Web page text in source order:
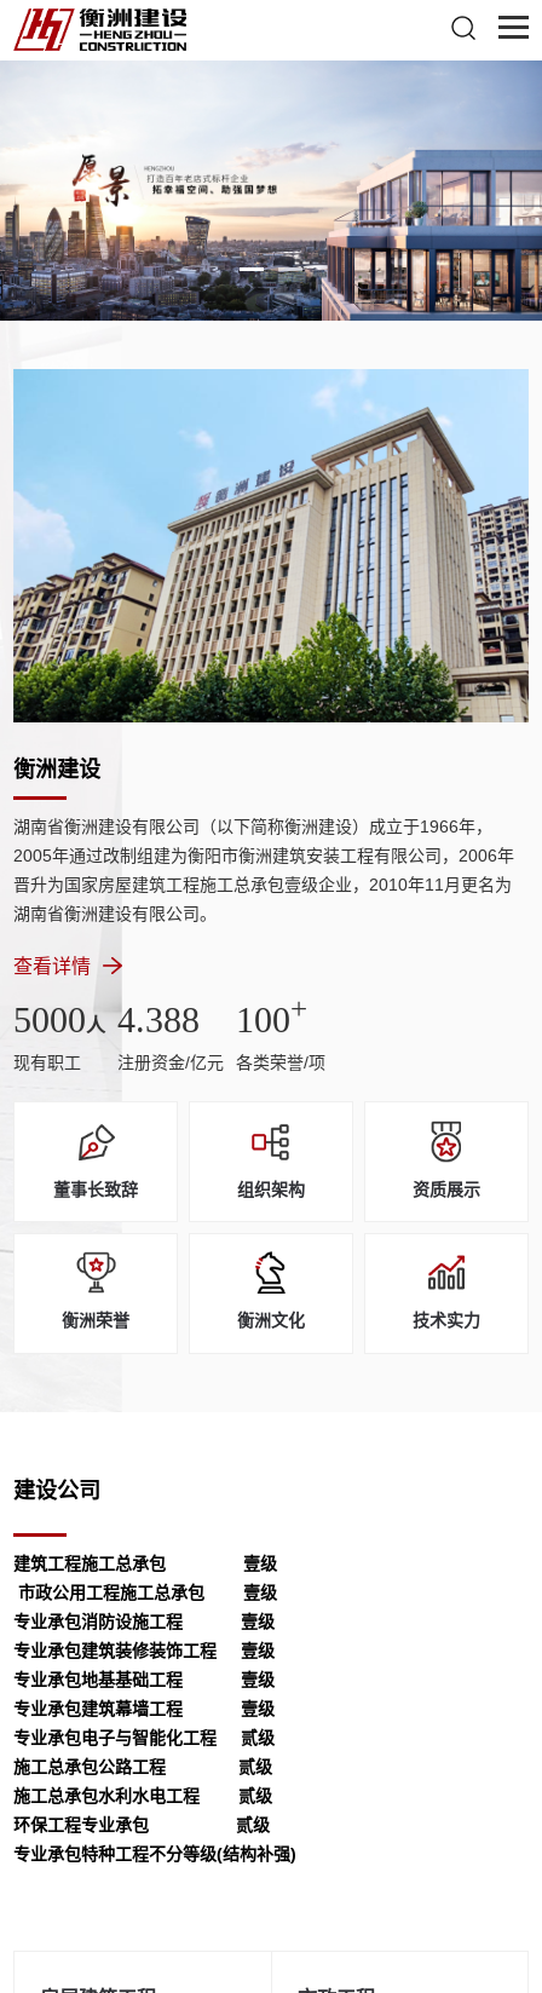
衡洲建设
湖南省衡洲建设有限公司（以下简称衡洲建设）成立于1966年，
2005年通过改制组建为衡阳市衡洲建筑安装工程有限公司，2006年
晋升为国家房屋建筑工程施工总承包壹级企业，2010年11月更名为
湖南省衡洲建设有限公司。
查看详情
5000人
现有职工
4.388
注册资金/亿元
100+
各类荣誉/项
董事长致辞 组织架构 资质展示
衡洲荣誉 衡洲文化 技术实力
建设公司
建筑工程施工总承包壹级
市政公用工程施工总承包 壹级
专业承包消防设施工程 壹级
专业承包建筑装修装饰工程 壹级
专业承包地基基础工程 壹级
专业承包建筑幕墙工程 壹级
专业承包电子与智能化工程 贰级
施工总承包公路工程 贰级
施工总承包水利水电工程 贰级
环保工程专业承包贰级
专业承包特种工程不分等级(结构补强)